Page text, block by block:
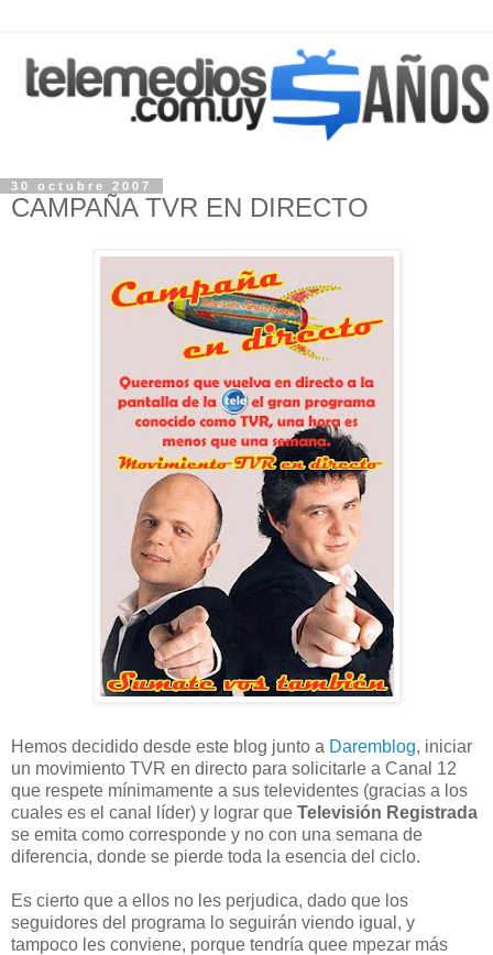
30 octubre 2007
CAMPAÑA TVR EN DIRECTO
Hemos decidido desde este blog junto a Daremblog, iniciar
un movimiento TVR en directo para solicitarle a Canal 12
que respete mínimamente a sus televidentes (gracias a los
cuales es el canal líder) y lograr que Televisión Registrada
se emita como corresponde y no con una semana de
diferencia, donde se pierde toda la esencia del ciclo.
Es cierto que a ellos no les perjudica, dado que los
seguidores del programa lo seguirán viendo igual, y
tampoco les conviene, porque tendría quee mpezar más